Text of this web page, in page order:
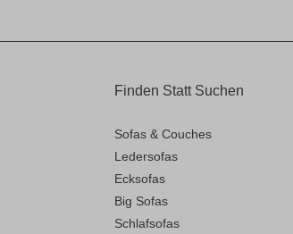
Finden Statt Suchen
Sofas & Couches
Ledersofas
Ecksofas
Big Sofas
Schlafsofas